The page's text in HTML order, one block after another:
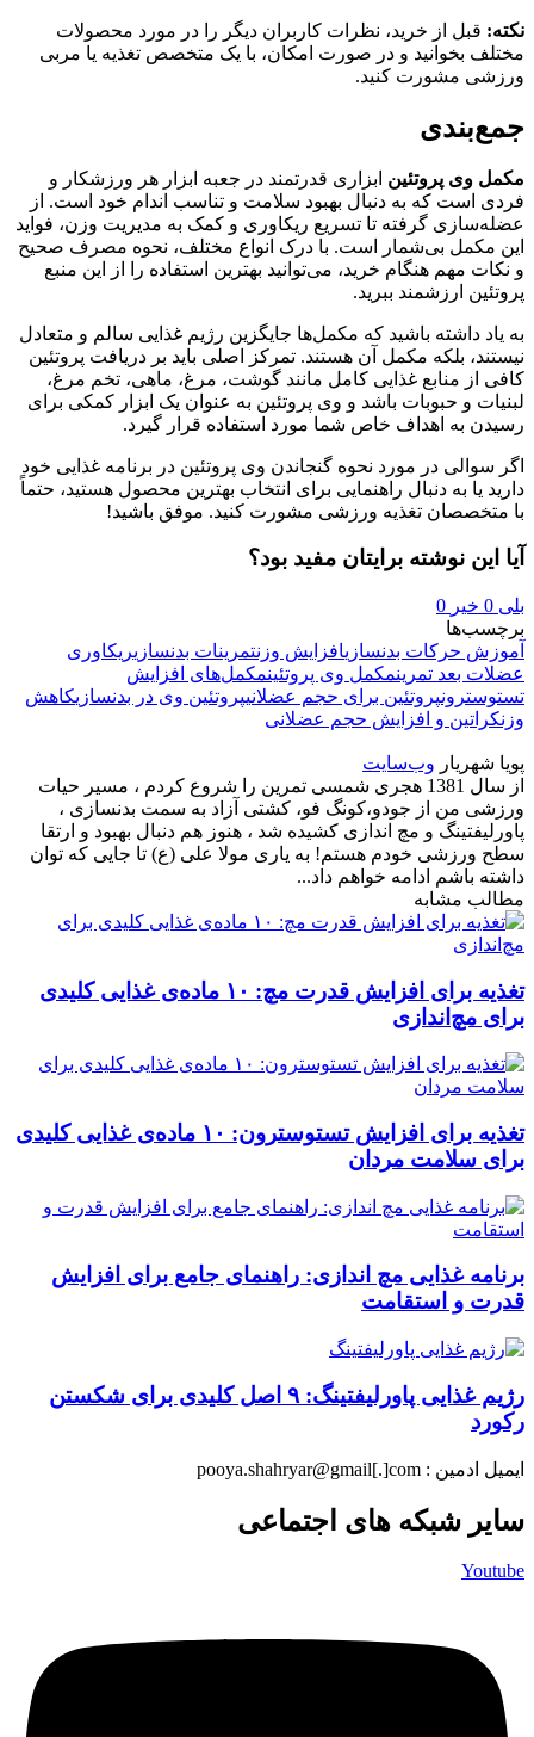
نکته: قبل از خرید، نظرات کاربران دیگر را در مورد محصولات
مختلف بخوانید و در صورت امکان، با یک متخصص تغذیه یا مربی
ورزشی مشورت کنید.
جمع‌بندی
مکمل وی پروتئین ابزاری قدرتمند در جعبه ابزار هر ورزشکار و
فردی است که به دنبال بهبود سلامت و تناسب اندام خود است. از
عضله‌سازی گرفته تا تسریع ریکاوری و کمک به مدیریت وزن، فواید
این مکمل بی‌شمار است. با درک انواع مختلف، نحوه مصرف صحیح
و نکات مهم هنگام خرید، می‌توانید بهترین استفاده را از این منبع
پروتئین ارزشمند ببرید.
به یاد داشته باشید که مکمل‌ها جایگزین رژیم غذایی سالم و متعادل
نیستند، بلکه مکمل آن هستند. تمرکز اصلی باید بر دریافت پروتئین
کافی از منابع غذایی کامل مانند گوشت، مرغ، ماهی، تخم مرغ،
لبنیات و حبوبات باشد و وی پروتئین به عنوان یک ابزار کمکی برای
رسیدن به اهداف خاص شما مورد استفاده قرار گیرد.
اگر سوالی در مورد نحوه گنجاندن وی پروتئین در برنامه غذایی خود
دارید یا به دنبال راهنمایی برای انتخاب بهترین محصول هستید، حتماً
با متخصصان تغذیه ورزشی مشورت کنید. موفق باشید!
آیا این نوشته برایتان مفید بود؟
بلی 0 خیر 0
برچسب‌ها
آموزش حرکات بدنسازیافزایش وزنتمرینات بدنسازیریکاوری
عضلات بعد تمرینمکمل وی پروتئینمکمل‌های افزایش
تستوسترونپروتئین برای حجم عضلانیپروتئین وی در بدنسازیکاهش
وزنکراتین و افزایش حجم عضلانی
پویا شهریار وب‌سایت
از سال 1381 هجری شمسی تمرین را شروع کردم ، مسیر حیات
ورزشی من از جودو،کونگ فو، کشتی آزاد به سمت بدنسازی ،
پاورلیفتینگ و مچ اندازی کشیده شد ، هنوز هم دنبال بهبود و ارتقا
سطح ورزشی خودم هستم! به یاری مولا علی (ع) تا جایی که توان
داشته باشم ادامه خواهم داد...
مطالب مشابه
تغذیه برای افزایش قدرت مچ: ۱۰ ماده‌ی غذایی کلیدی
برای مچ‌اندازی
تغذیه برای افزایش تستوسترون: ۱۰ ماده‌ی غذایی کلیدی
برای سلامت مردان
برنامه غذایی مچ اندازی: راهنمای جامع برای افزایش
قدرت و استقامت
رژیم غذایی پاورلیفتینگ: ۹ اصل کلیدی برای شکستن
رکورد
ایمیل ادمین : pooya.shahryar@gmail[.]com
سایر شبکه های اجتماعی
Youtube